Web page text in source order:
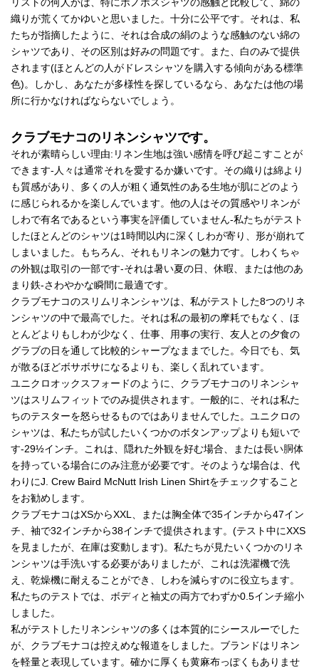
織りが荒くてかゆいと思いました。十分に公平です。それは、私
たちが指摘したように、それは合成の絹のような感触のない綿の
シャツであり、その区別は好みの問題です。また、白のみで提供
されます(ほとんどの人がドレスシャツを購入する傾向がある標準
色)。しかし、あなたが多様性を探しているなら、あなたは他の場
所に行かなければならないでしょう。
クラブモナコのリネンシャツです。
それが素晴らしい理由:リネン生地は強い感情を呼び起こすことが
できます-人々は通常それを愛するか嫌いです。その織りは綿より
も質感があり、多くの人が粗く通気性のある生地が肌にどのよう
に感じられるかを楽しんでいます。他の人はその質感やリネンが
しわで有名であるという事実を評価していません-私たちがテスト
したほとんどのシャツは1時間以内に深くしわが寄り、形が崩れて
しまいました。もちろん、それもリネンの魅力です。しわくちゃ
の外観は取引の一部です-それは暑い夏の日、休暇、または他のあ
まり鉄-さわやかな瞬間に最適です。
クラブモナコのスリムリネンシャツは、私がテストした8つのリネ
ンシャツの中で最高でした。それは私の最初の摩耗でもなく、ほ
とんどよりもしわが少なく、仕事、用事の実行、友人との夕食の
グラブの日を通して比較的シャープなままでした。今日でも、気
が散るほどボサボサになるよりも、楽しく乱れています。
ユニクロオックスフォードのように、クラブモナコのリネンシャ
ツはスリムフィットでのみ提供されます。一般的に、それは私た
ちのテスターを怒らせるものではありませんでした。ユニクロの
シャツは、私たちが試したいくつかのボタンアップよりも短いで
す-29½インチ。これは、隠れた外観を好む場合、または長い胴体
を持っている場合にのみ注意が必要です。そのような場合は、代
わりにJ. Crew Baird McNutt Irish Linen Shirtをチェックすること
をお勧めします。
クラブモナコはXSからXXL、または胸全体で35インチから47イン
チ、袖で32インチから38インチで提供されます。(テスト中にXXS
を見ましたが、在庫は変動します)。私たちが見たいくつかのリネ
ンシャツは手洗いする必要がありましたが、これは洗濯機で洗
え、乾燥機に耐えることができ、しわを減らすのに役立ちます。
私たちのテストでは、ボディと袖丈の両方でわずか0.5インチ縮小
しました。
私がテストしたリネンシャツの多くは本質的にシースルーでした
が、クラブモナコは控えめな報道をしました。ブランドはリネン
を軽量と表現しています。確かに厚くも黄麻布っぽくもありませ